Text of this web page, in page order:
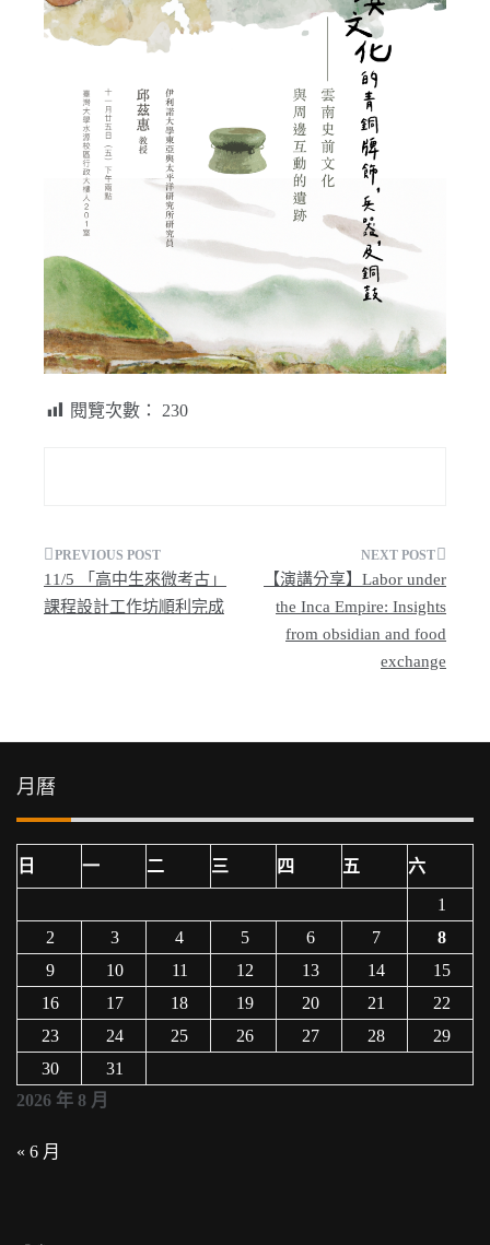
閱覽次數： 230
文
章
11/5 「高中生來微考古」
課程設計工作坊順利完成
【演講分享】Labor under
the Inca Empire: Insights
from obsidian and food
exchange
月曆
2026 年 8 月
日 一 二 三 四 五 六
1
2
3 4 5 6 7
8
9
10 11 12 13 14
15
16
17 18 19 20 21
22
23
24 25 26 27 28
29
30
31
« 6 月